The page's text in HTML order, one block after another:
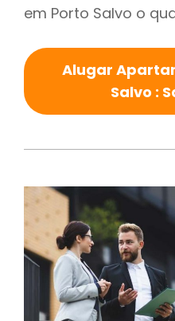
em Porto Salvo o
Alugar
Salvo :